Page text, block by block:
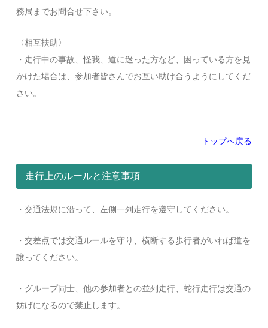
務局までお問合せ下さい。
〈相互扶助〉
・走行中の事故、怪我、道に迷った方など、困っている方を見
かけた場合は、参加者皆さんでお互い助け合うようにしてくだ
さい。
トップへ戻る
走行上のルールと注意事項
・交通法規に沿って、左側一列走行を遵守してください。
・交差点では交通ルールを守り、横断する歩行者がいれば道を
譲ってください。
・グループ同士、他の参加者との並列走行、蛇行走行は交通の
妨げになるので禁止します。